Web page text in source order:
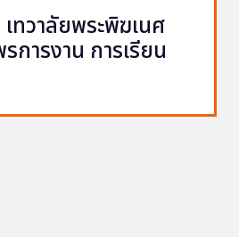
ทวาลัยพระพิฆเนศ
การงาน การเรียน